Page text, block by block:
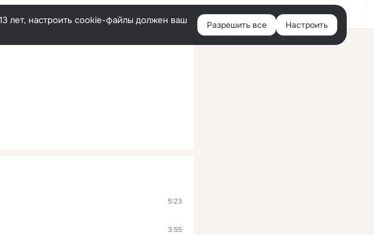
Войти
лет, настроить cookie-файлы должен ваш
Разрешить все Настроить
5:23
3:55